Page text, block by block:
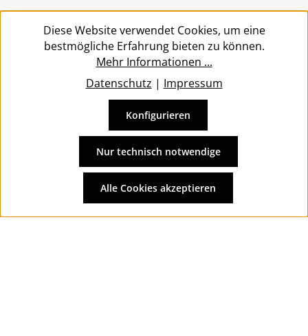
Service
Vertrag widerrufen
und ggf. Nachnahmegebühren, wenn nicht anders
angegeben.
Diese Website verwendet Cookies, um eine
bestmögliche Erfahrung bieten zu können.
Mehr Informationen ...
Datenschutz | Impressum
Nur technisch notwendige
Konfigurieren
Alle Cookies akzeptieren